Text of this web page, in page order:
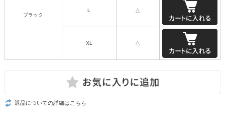
ブラック
L △
XL △
返品についての詳細はこちら